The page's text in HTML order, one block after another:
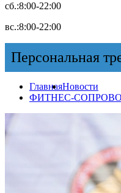
сб.:8:00-22:00
вс.:8:00-22:00
Персональная
ГлавнаяНовости
ФИТНЕС-